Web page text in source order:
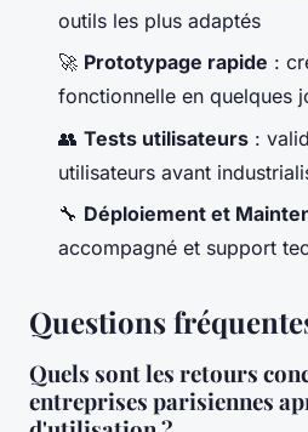
outils les plus adaptés
🚀 Prototypage rapide :
fonctionnelle en quelques
👥 Tests utilisateurs :
utilisateurs avant
🔧 Déploiement et
accompagné et support
Questions
Quels sont les retours
entreprises parisiennes